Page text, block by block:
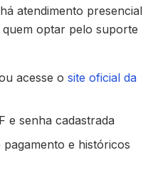
atendimento presencial
optar pelo suporte
acesse osite oficial da
e senha cadastrada
e históricos